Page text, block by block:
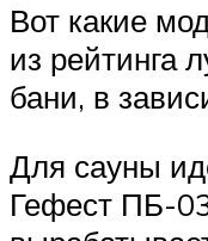
Вот какие
из рейтинга
бани, в
Для сауны
Гефест ПБ-